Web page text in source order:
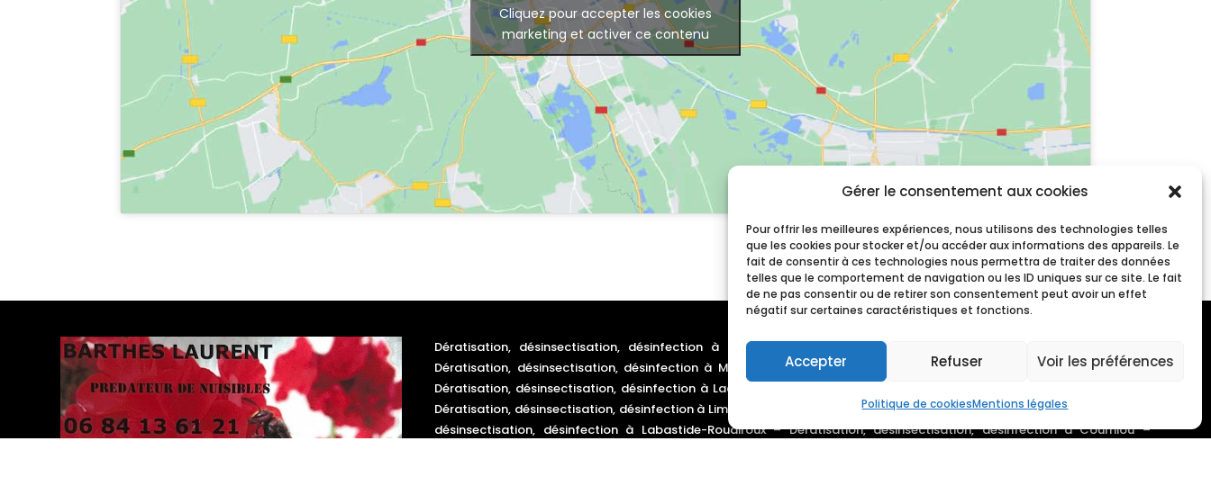
Gérer le consentement aux cookies
Pour offrir les meilleures expériences, nous utilisons des technologies telles
que les cookies pour stocker et/ou accéder aux informations des appareils. Le
fait de consentir à ces technologies nous permettra de traiter des données
telles que le comportement de navigation ou les ID uniques sur ce site. Le fait
de ne pas consentir ou de retirer son consentement peut avoir un effet
négatif sur certaines caractéristiques et fonctions.
Accepter Refuser Voir les préférences
Politique de cookiesMentions légales
Cliquez pour accepter les cookies
marketing et activer ce contenu
Dératisation, désinsectisation, désinfection à Castres Dératisation, désinsectisation, désinfection à Gaillac
Dératisation, désinsectisation, désinfection à Mazamet
–Dératisation, désinsectisation, désinfection à Réalmont–
Dératisation, désinsectisation, désinfection à Lacaune
Dératisation, désinsectisation, désinfection à Limoux
Dératisation, désinsectisation, désinfection à Albi–
désinsectisation, désinfection à Labastide-Rouairoux–Dératisation, désinsectisation, désinfection à Courniou–